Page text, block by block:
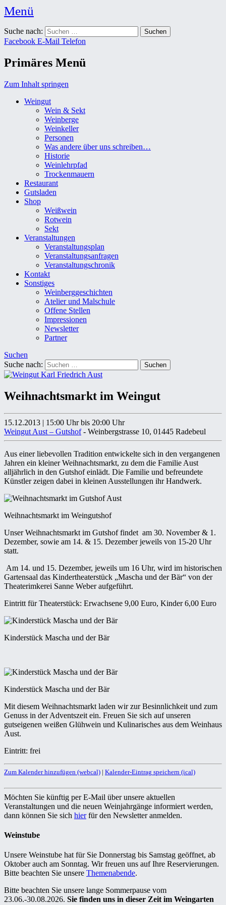
Menü
Weingut Karl Friedrich Aust
Das Weingut im Herzen der Radebeuler Oberlößnitz
Suche nach:
Facebook E-Mail Telefon
Primäres Menü
Zum Inhalt springen
Weingut
Wein & Sekt
Weinberge
Weinkeller
Personen
Was andere über uns schreiben…
Historie
Weinlehrpfad
Trockenmauern
Restaurant
Gutsladen
Shop
Weißwein
Rotwein
Sekt
Veranstaltungen
Veranstaltungsplan
Veranstaltungsanfragen
Veranstaltungschronik
Kontakt
Sonstiges
Weinberggeschichten
Atelier und Malschule
Offene Stellen
Impressionen
Newsletter
Partner
Suchen
Suche nach:
Weihnachtsmarkt im Weingut
15.12.2013 | 15:00 Uhr bis 20:00 Uhr
Weingut Aust – Gutshof- Weinbergstrasse 10, 01445 Radebeul
Aus einer liebevollen Tradition entwickelte sich in den vergangenen
Jahren ein kleiner Weihnachtsmarkt, zu dem die Familie Aust
alljährlich in den Gutshof einlädt. Die Familie und befreundete
Künstler zeigen dabei in kleinen Ausstellungen ihr Handwerk.
Weihnachtsmarkt im Weingutshof
Unser Weihnachtsmarkt im Gutshof findet am 30. November & 1.
Dezember, sowie am 14. & 15. Dezember jeweils von 15-20 Uhr
statt.
Am 14. und 15. Dezember, jeweils um 16 Uhr, wird im historischen
Gartensaal das Kindertheaterstück „Mascha und der Bär“ von der
Theaterimkerei Sanne Weber aufgeführt.
Eintritt für Theaterstück: Erwachsene 9,00 Euro, Kinder 6,00 Euro
Kinderstück Mascha und der Bär
Kinderstück Mascha und der Bär
Mit diesem Weihnachtsmarkt laden wir zur Besinnlichkeit und zum
Genuss in der Adventszeit ein. Freuen Sie sich auf unseren
gutseigenen weißen Glühwein und Kulinarisches aus dem Weinhaus
Aust.
Eintritt: frei
Zum Kalender hinzufügen (webcal) | Kalender-Eintrag speichern (ical)
Möchten Sie künftig per E-Mail über unsere aktuellen
Veranstaltungen und die neuen Weinjahrgänge informiert werden,
dann können Sie sich hierfür den Newsletter anmelden.
Weinstube
Unsere Weinstube hat für Sie Donnerstag bis Samstag geöffnet, ab
Oktober auch am Sonntag. Wir freuen uns auf Ihre Reservierungen.
Bitte beachten Sie unsere Themenabende.
Bitte beachten Sie unsere lange Sommerpause vom
23.06.-30.08.2026. Sie finden uns in dieser Zeit im Weingarten